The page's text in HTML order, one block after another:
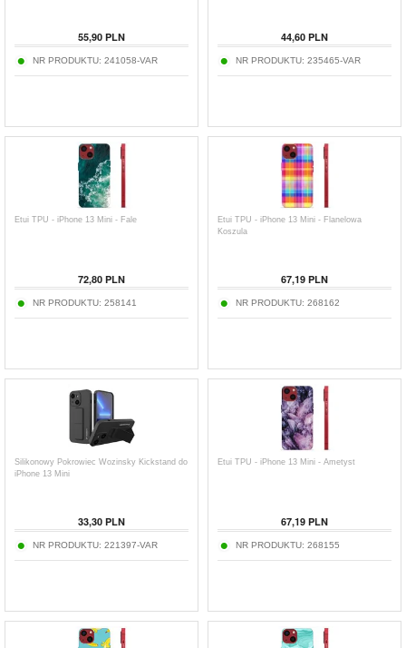
55,90 PLN
NR PRODUKTU: 241058-VAR
44,60 PLN
NR PRODUKTU: 235465-VAR
Etui TPU - iPhone 13 Mini - Fale
72,80 PLN
NR PRODUKTU: 258141
Etui TPU - iPhone 13 Mini - Flanelowa
Koszula
67,19 PLN
NR PRODUKTU: 268162
Silikonowy Pokrowiec Wozinsky Kickstand do
iPhone 13 Mini
33,30 PLN
NR PRODUKTU: 221397-VAR
Etui TPU - iPhone 13 Mini - Ametyst
67,19 PLN
NR PRODUKTU: 268155